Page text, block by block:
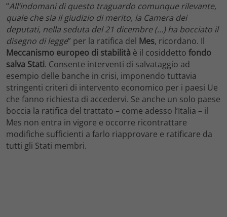
“All’indomani di questo traguardo comunque rilevante,
quale che sia il giudizio di merito, la Camera dei
deputati, nella seduta del 21 dicembre (…) ha bocciato il
disegno di legge” per la ratifica del Mes, ricordano. Il
Meccanismo europeo di stabilità è il cosiddetto fondo
salva Stati. Consente interventi di salvataggio ad
esempio delle banche in crisi, imponendo tuttavia
stringenti criteri di intervento economico per i paesi Ue
che fanno richiesta di accedervi. Se anche un solo paese
boccia la ratifica del trattato – come adesso l’Italia – il
Mes non entra in vigore e occorre ricontrattare
modifiche sufficienti a farlo riapprovare e ratificare da
tutti gli Stati membri.